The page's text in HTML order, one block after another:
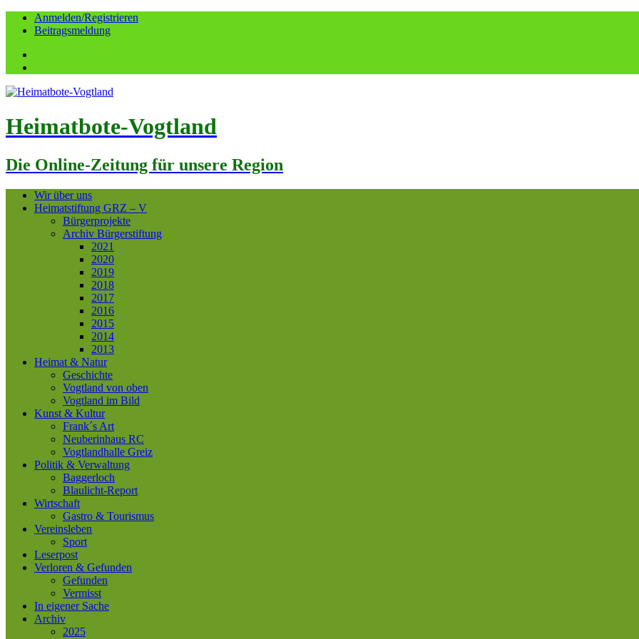
Anmelden/Registrieren
Beitragsmeldung
Heimatbote-Vogtland
Die Online-Zeitung für unsere Region
Wir über uns
Heimatstiftung GRZ – V
Bürgerprojekte
Archiv Bürgerstiftung
2021
2020
2019
2018
2017
2016
2015
2014
2013
Heimat & Natur
Geschichte
Vogtland von oben
Vogtland im Bild
Kunst & Kultur
Frank´s Art
Neuberinhaus RC
Vogtlandhalle Greiz
Politik & Verwaltung
Baggerloch
Blaulicht-Report
Wirtschaft
Gastro & Tourismus
Vereinsleben
Sport
Leserpost
Verloren & Gefunden
Gefunden
Vermisst
In eigener Sache
Archiv
2025